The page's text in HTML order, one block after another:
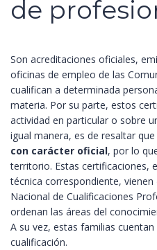
de
Son acreditaciones oficiales,
oficinas de empleo de las
cualifican a determinada
materia. Por su parte, estos
actividad en particular o sobre
igual manera, es de resaltar que
con carácter oficial, por lo
territorio. Estas certificaciones,
técnica correspondiente,
Nacional de Cualificaciones
ordenan las áreas del
A su vez, estas familias
cualificación.